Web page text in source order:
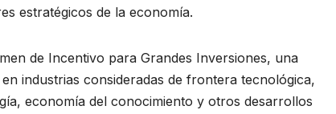
estratégicos de la economía.
de Incentivo para Grandes Inversiones, una
industrias consideradas de frontera tecnológica,
economía del conocimiento y otros desarrollos